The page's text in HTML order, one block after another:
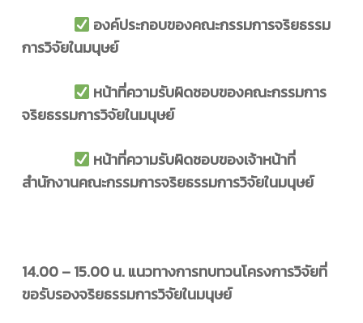
องค์ประกอบของคณะกรรมการจริยธรรม
การวิจัยในมนุษย์
หน้าที่ความรับผิดชอบของคณะกรรมการ
จริยธรรมการวิจัยในมนุษย์
หน้าที่ความรับผิดชอบของเจ้าหน้าที่
สำนักงานคณะกรรมการจริยธรรมการวิจัยในมนุษย์
14.00 – 15.00 น. แนวทางการทบทวนโครงการวิจัยที่
ขอรับรองจริยธรรมการวิจัยในมนุษย์